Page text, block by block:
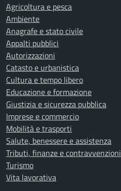
Agricoltura e pesca
Ambiente
Anagrafe e stato civile
Appalti pubblici
Autorizzazioni
Catasto e urbanistica
Cultura e tempo libero
Educazione e formazione
Giustizia e sicurezza pubblica
Imprese e commercio
Mobilità e trasporti
Salute, benessere e assistenza
Tributi, finanze e contravvenzioni
Turismo
Vita lavorativa